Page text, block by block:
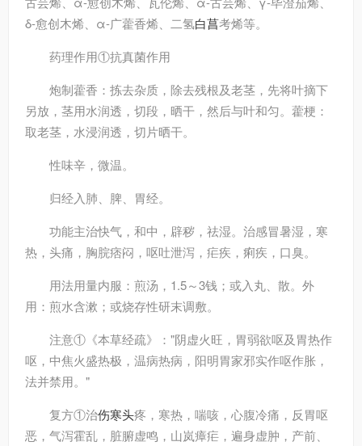
δ-愈创木烯、α-广藿香烯、二氢白菖考烯等。
药理作用①抗真菌作用
炮制藿香：拣去杂质，除去残根及老茎，先将叶摘下
另放，茎用水润透，切段，晒干，然后与叶和匀。藿梗：
取老茎，水浸润透，切片晒干。
性味辛，微温。
归经入肺、脾、胃经。
功能主治快气，和中，辟秽，祛湿。治感冒暑湿，寒
热，头痛，胸脘痞闷，呕吐泄泻，疟疾，痢疾，口臭。
用法用量内服：煎汤，1.5～3钱；或入丸、散。外
用：煎水含漱；或烧存性研末调敷。
注意①《本草经疏》："阴虚火旺，胃弱欲呕及胃热作
呕，中焦火盛热极，温病热病，阳明胃家邪实作呕作胀，
法并禁用。"
复方①治伤寒头疼，寒热，喘咳，心腹冷痛，反胃呕
恶，气泻霍乱，脏腑虚鸣，山岚瘴疟，遍身虚肿，产前、